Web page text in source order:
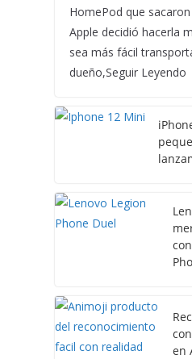
HomePod que
Apple decidió hacerla
sea más fácil
dueño,Seguir Leyendo
en